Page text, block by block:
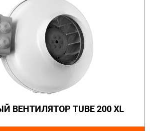
ВЕНТИЛЯТОР TUBE 200 XL